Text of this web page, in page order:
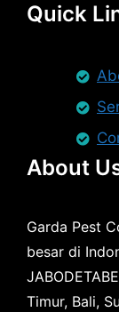
Quick
About
Garda Pest
besar di
Timur, Bali,